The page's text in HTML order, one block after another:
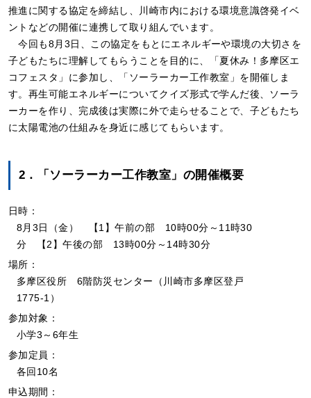
推進に関する協定を締結し、川崎市内における環境意識啓発イベ
ントなどの開催に連携して取り組んでいます。
今回も8月3日、この協定をもとにエネルギーや環境の大切さを
子どもたちに理解してもらうことを目的に、「夏休み！多摩区エ
コフェスタ」に参加し、「ソーラーカー工作教室」を開催しま
す。再生可能エネルギーについてクイズ形式で学んだ後、ソーラ
ーカーを作り、完成後は実際に外で走らせることで、子どもたち
に太陽電池の仕組みを身近に感じてもらいます。
2．「ソーラーカー工作教室」の開催概要
日時：
8月3日（金） 【1】午前の部 10時00分～11時30
分 【2】午後の部 13時00分～14時30分
場所：
多摩区役所 6階防災センター（川崎市多摩区登戸
1775-1）
参加対象：
小学3～6年生
参加定員：
各回10名
申込期間：